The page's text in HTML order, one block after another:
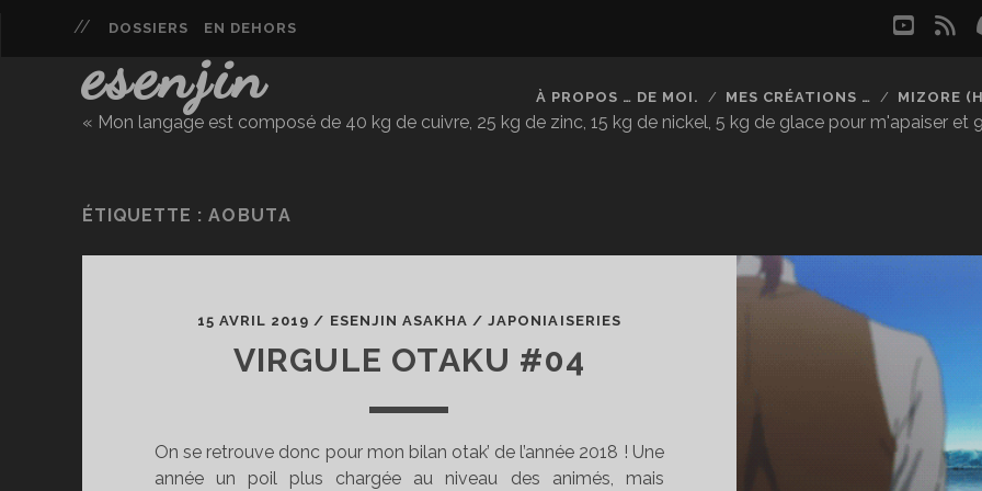
DOSSIERS EN DEHORS
esenjin
« Mon langage est composé de 40 kg de cuivre, 25 kg de zinc, 15 kg de nickel, 5 kg de glace pour m'apaiser et
À PROPOS … DE MOI. MES CRÉATIONS … MIZORE
ÉTIQUETTE :AOBUTA
15 AVRIL 2019 / ESENJIN ASAKHA /JAPONIAISERIES
VIRGULE OTAKU #04
On se retrouve donc pour mon bilan otak’ de l’année 2018 ! Une
année un poil plus chargée au niveau des animés, mais